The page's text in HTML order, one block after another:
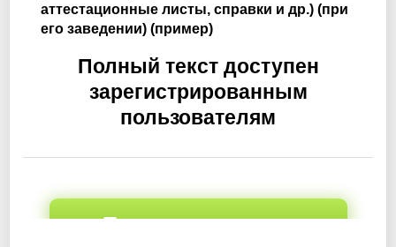
аттестационные листы, справки и др.) (при
его заведении) (пример)
Полный текст доступен
зарегистрированным
пользователям
Получить доступ